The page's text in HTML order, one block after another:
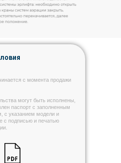
с момента продажи
могут быть исполнены,
паспорт с заполненным
с указанием модели и
с подписью и печатью